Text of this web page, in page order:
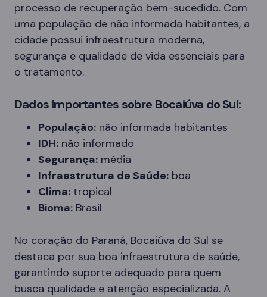
processo de recuperação bem-sucedido. Com
uma população de não informada habitantes, a
cidade possui infraestrutura moderna,
segurança e qualidade de vida essenciais para
o tratamento.
Dados Importantes sobre Bocaiúva do Sul:
População: não informada habitantes
IDH: não informado
Segurança: média
Infraestrutura de Saúde: boa
Clima: tropical
Bioma: Brasil
No coração do Paraná, Bocaiúva do Sul se
destaca por sua boa infraestrutura de saúde,
garantindo suporte adequado para quem
busca qualidade e atenção especializada. A